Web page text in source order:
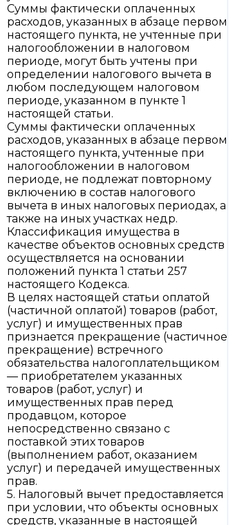
Суммы фактически оплаченных
расходов, указанных в абзаце первом
настоящего пункта, не учтенные при
налогообложении в налоговом
периоде, могут быть учтены при
определении налогового вычета в
любом последующем налоговом
периоде, указанном в пункте 1
настоящей статьи.
Суммы фактически оплаченных
расходов, указанных в абзаце первом
настоящего пункта, учтенные при
налогообложении в налоговом
периоде, не подлежат повторному
включению в состав налогового
вычета в иных налоговых периодах, а
также на иных участках недр.
Классификация имущества в
качестве объектов основных средств
осуществляется на основании
положений пункта 1 статьи 257
настоящего Кодекса.
В целях настоящей статьи оплатой
(частичной оплатой) товаров (работ,
услуг) и имущественных прав
признается прекращение (частичное
прекращение) встречного
обязательства налогоплательщиком
— приобретателем указанных
товаров (работ, услуг) и
имущественных прав перед
продавцом, которое
непосредственно связано с
поставкой этих товаров
(выполнением работ, оказанием
услуг) и передачей имущественных
прав.
5. Налоговый вычет предоставляется
при условии, что объекты основных
средств, указанные в настоящей